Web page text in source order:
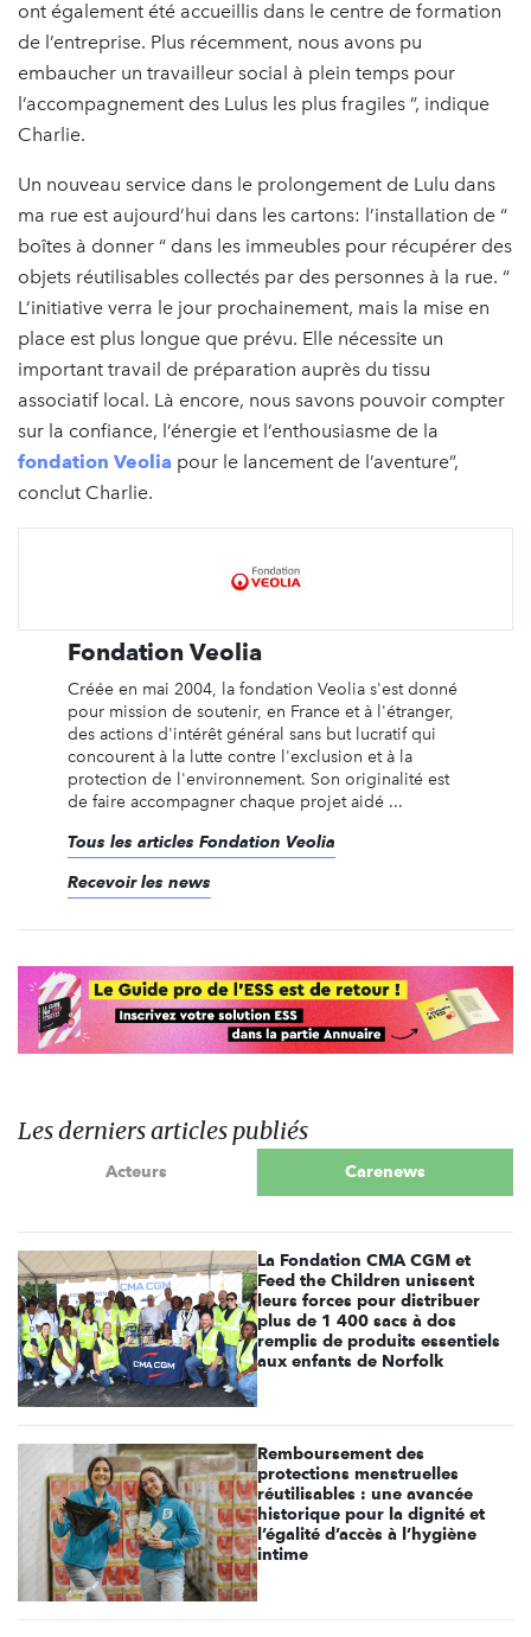
ont également été accueillis dans le centre de formation
de l’entreprise. Plus récemment, nous avons pu
embaucher un travailleur social à plein temps pour
l’accompagnement des Lulus les plus fragiles ”, indique
Charlie.
Un nouveau service dans le prolongement de Lulu dans
ma rue est aujourd’hui dans les cartons: l’installation de “
boîtes à donner “ dans les immeubles pour récupérer des
objets réutilisables collectés par des personnes à la rue. “
L’initiative verra le jour prochainement, mais la mise en
place est plus longue que prévu. Elle nécessite un
important travail de préparation auprès du tissu
associatif local. Là encore, nous savons pouvoir compter
sur la confiance, l’énergie et l’enthousiasme de la
fondation Veolia pour le lancement de l’aventure”,
conclut Charlie.
Fondation Veolia
Créée en mai 2004, la fondation Veolia s'est donné
pour mission de soutenir, en France et à l'étranger,
des actions d'intérêt général sans but lucratif qui
concourent à la lutte contre l'exclusion et à la
protection de l'environnement. Son originalité est
de faire accompagner chaque projet aidé ...
Tous les articles Fondation Veolia
Recevoir les news
Les derniers articles publiés
Acteurs Carenews
La Fondation CMA CGM et
Feed the Children unissent
leurs forces pour distribuer
plus de 1 400 sacs à dos
remplis de produits essentiels
aux enfants de Norfolk
Remboursement des
protections menstruelles
réutilisables : une avancée
historique pour la dignité et
l’égalité d’accès à l’hygiène
intime